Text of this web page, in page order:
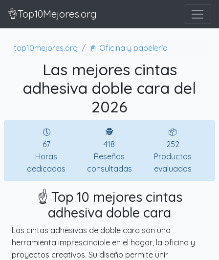
👌Top10Mejores.org
top10mejores.org 📓 Oficina y papelería
Las mejores cintas
adhesiva doble cara del
2026
🕔
67
Horas
dedicadas
🕵
418
Reseñas
consultadas
📦
252
Productos
evaluados
☝️ Top 10 mejores cintas
adhesiva doble cara
Las cintas adhesivas de doble cara son una
herramienta imprescindible en el hogar, la oficina y
proyectos creativos. Su diseño permite unir